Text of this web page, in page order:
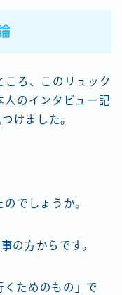
ころ、このリュック
人のインタビュー記
けました。
でしょうか。
の方からです。
くためのもの」で